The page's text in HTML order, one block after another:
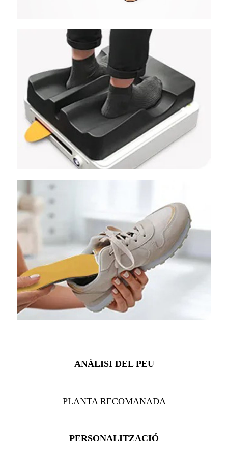
ANÀLISI DEL PEU
PLANTA RECOMANADA
PERSONALITZACIÓ